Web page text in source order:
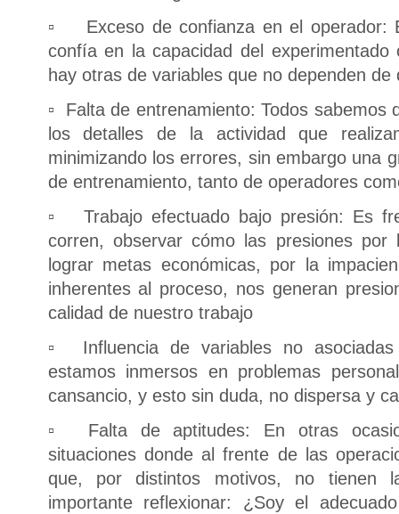
▫ Exceso de confianza en el operador:
confía en la capacidad del experimentado
hay otras de variables que no dependen de
▫ Falta de entrenamiento: Todos sabemos
los detalles de la actividad que
minimizando los errores, sin embargo una
de entrenamiento, tanto de operadores
▫ Trabajo efectuado bajo presión: Es
corren, observar cómo las presiones
lograr metas económicas, por la
inherentes al proceso, nos generan
calidad de nuestro trabajo
▫ Influencia de variables no
estamos inmersos en problemas
cansancio, y esto sin duda, no dispersa y
▫ Falta de aptitudes: En otras
situaciones donde al frente de las
que, por distintos motivos, no tienen
importante reflexionar: ¿Soy el